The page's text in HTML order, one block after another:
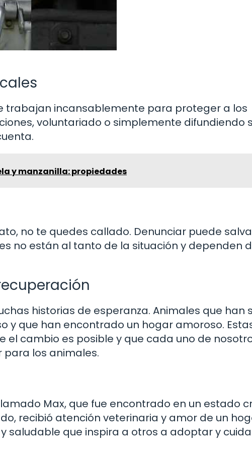
trabajan incansablemente para proteger a los
voluntariado o simplemente difundiendo
y manzanilla: propiedades
no te quedes callado. Denunciar puede
no están al tanto de la situación y dependen
historias de esperanza. Animales que han
y que han encontrado un hogar amoroso.
el cambio es posible y que cada uno de
para los animales.
Max, que fue encontrado en un estado
recibió atención veterinaria y amor de un
saludable que inspira a otros a adoptar y